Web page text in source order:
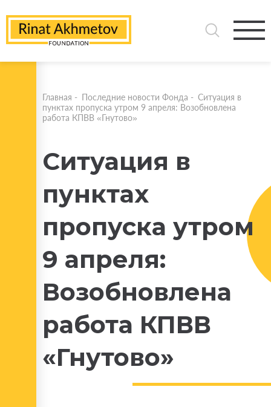
Главная - Последние новости Фонда - Ситуация в
пунктах пропуска утром 9 апреля: Возобновлена
работа КПВВ «Гнутово»
Ситуация в
пунктах
пропуска утром
9 апреля:
Возобновлена
работа КПВВ
«Гнутово»